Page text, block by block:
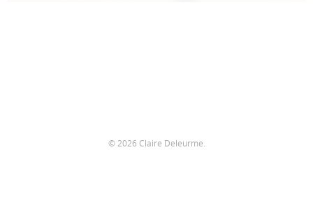
© 2026 Claire Deleurme.